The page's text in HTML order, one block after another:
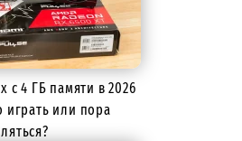
с 4 ГБ памяти в 2026
играть или пора